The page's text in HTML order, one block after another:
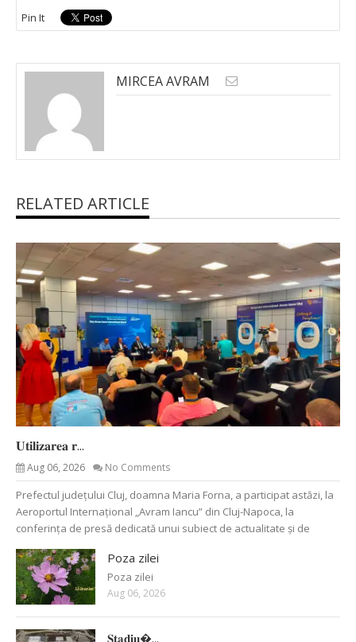
Pin It
MIRCEA AVRAM
RELATED ARTICLE
𝐔𝐭𝐢𝐥𝐢𝐳𝐚𝐫𝐞𝐚 𝐫...
Aug 06, 2026 No Comments
Prefectul județului Cluj, doamna Maria Forna, a participat astăzi, la
Aeroportul Internațional „Avram Iancu” din Cluj-Napoca, la
conferința de presă dedicată unui subiect de actualitate și de
Poza zilei
Poza zilei
Aug 06, 2026
𝐒𝐭𝐚𝐝𝐢𝐮�...